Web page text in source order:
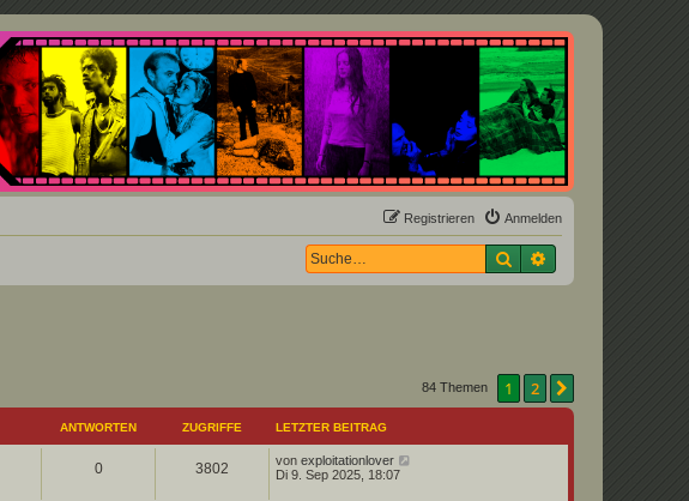
Anmelden
Registrieren
Suche
84 Themen 1 2
ANTWORTEN ZUGRIFFE LETZTER BEITRAG
0 3802 von exploitationlover
Di 9. Sep 2025, 18:07